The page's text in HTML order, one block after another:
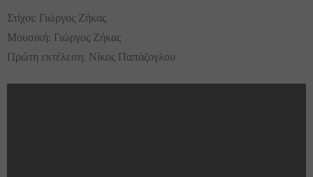
Στίχοι: Γιώργος Ζήκας
Μουσική: Γιώργος Ζήκας
Πρώτη εκτέλεση: Νίκος Παπάζογλου